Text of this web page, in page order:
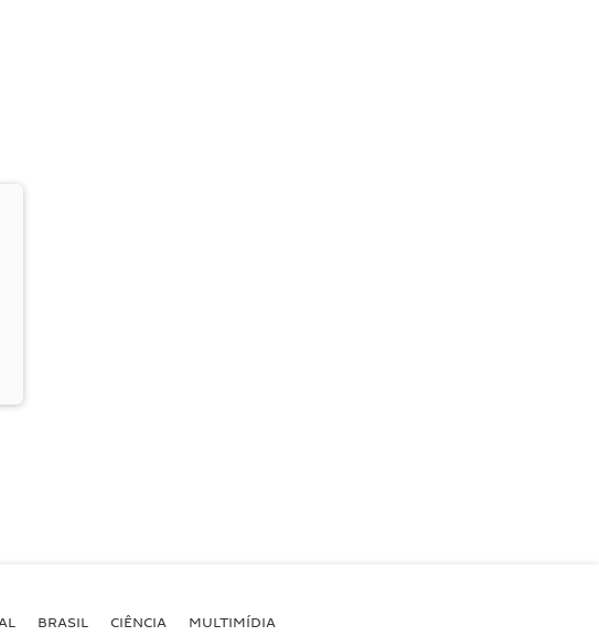
BRASIL CIÊNCIA MULTIMÍDIA